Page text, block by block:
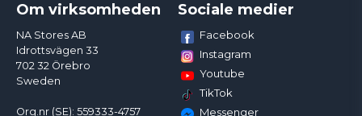
Om virksomheden
NA Stores AB
Idrottsvägen 33
702 32 Örebro
Sweden
Org.nr (SE): 559333-4757
Sociale medier
Facebook
Instagram
Youtube
TikTok
Messenger